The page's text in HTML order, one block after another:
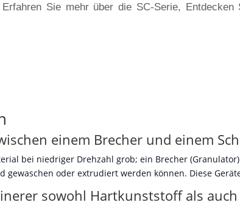
Sie mehr über die SC-Serie,
einem Brecher und einem
bei niedriger Drehzahl grob; ein Brecher
gewaschen oder extrudiert werden können. Diese
sowohl Hartkunststoff als auch